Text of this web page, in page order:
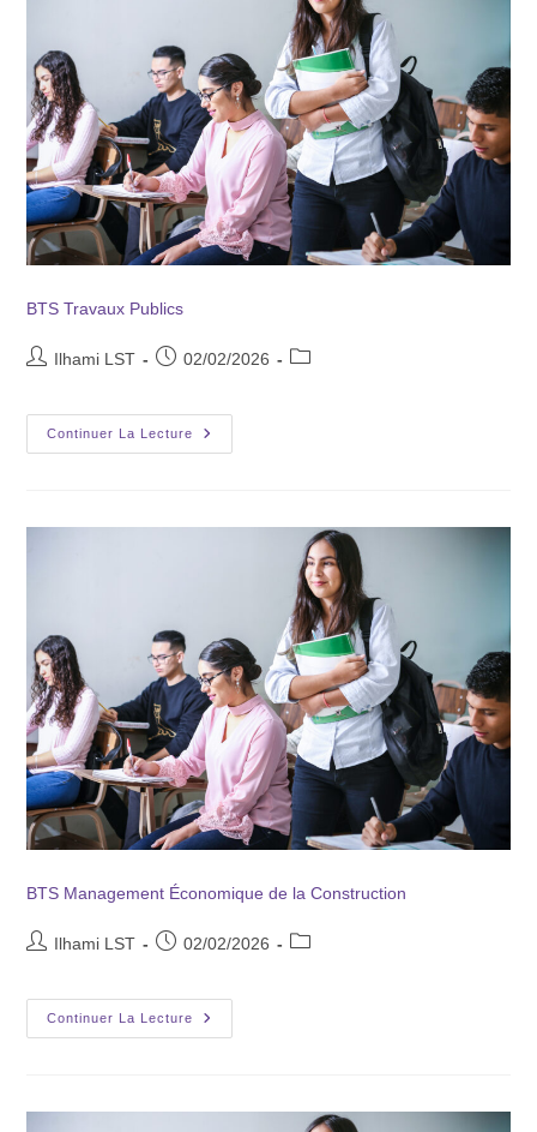
BTS Travaux Publics
Ilhami LST 02/02/2026
Continuer La Lecture
BTS Management Économique de la Construction
Ilhami LST 02/02/2026
Continuer La Lecture